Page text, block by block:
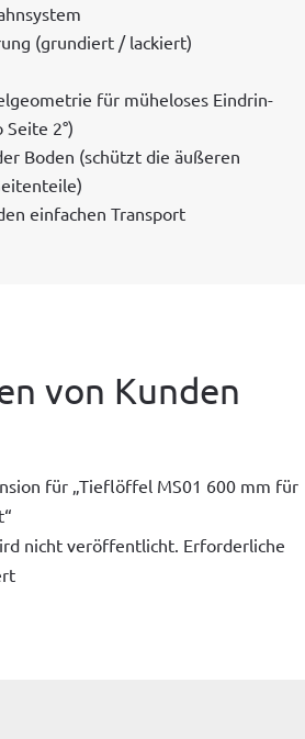
(grundiert / lackiert)
für müh­elos­es Ein­drin­
2°)
Boden (schützt die äußeren
ein­fachen Transport
von Kunden
für „Tieflöffel MS01 600 mm für
nicht veröffentlicht. Erforderliche